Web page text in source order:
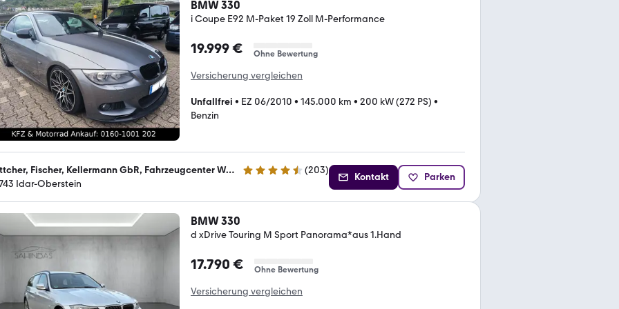
BMW 330
i Coupe E92 M-Paket 19 Zoll M-Performance
19.999 € Ohne Bewertung
Versicherung vergleichen
Unfallfrei • EZ 06/2010 • 145.000 km • 200 kW (272 PS) •
Benzin
Böttcher, Fischer, Kellermann GbR, Fahrzeugcenter Weierbach, MB-Motors 4.7 Sterne (203)
Idar-Oberstein
Kontakt Parken
BMW 330
d xDrive Touring M Sport Panorama*aus 1.Hand
17.790 € Ohne Bewertung
Versicherung vergleichen